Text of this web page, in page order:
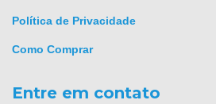
Política de Privacidade
Como Comprar
Entre em contato